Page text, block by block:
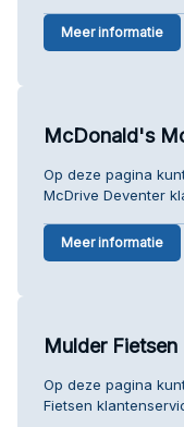
Meer informatie
McDonald's
Op deze pagina
McDrive Deventer
Meer informatie
Mulder Fietsen
Op deze pagina
Fietsen